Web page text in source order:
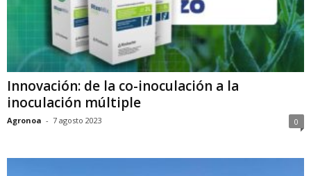
Innovación: de la co-inoculación a la
inoculación múltiple
Agronoa - 7 agosto 2023 0